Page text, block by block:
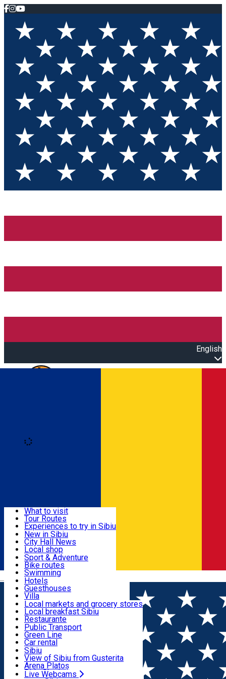
English
Română
Useful info
Activities & Adventure
Accommodation
Food, Drinks & Nightlife
Transport & Parking
Live Webcams
What to visit
Tour Routes
Experiences to try in Sibiu
Podcast
Culture
Museums
Churches
Parks, Zoo
County of Sibiu
New in Sibiu
City Hall News
Local shop
Sibiu artisans
Sibiul Verde
Public services
Education
How do I get to Sibiu
Tourist Info
Tour Guides
Guided tours
Publicații locale
Beauty salons
Sport & Adventure
Bike routes
Swimming
Riding
Indoor activities
Loc de joacă indoor
Loc de joacă outdoor
Ski
Ice skating
Yoga
Hotels
Guesthouses
Villa
Hostels
Motel
Camping
Renting rooms
Rooms for rent
Accommodation outside Sibiu
Local markets and grocery stores
Local breakfast Sibiu
Restaurante
Pizza
Fast Food
Coffee
Sweets
Pub, Bar
Night clubs
Bakeries
Public Transport
Green Line
Car rental
Rent a bike
Scooter rentals
Taxi
Ride Sharing
Sibiu
View of Sibiu from Gusterita
Arena Platoș
Live Webcams